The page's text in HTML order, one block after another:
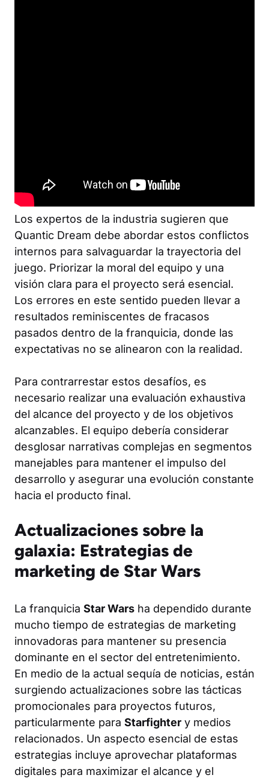
Los expertos de la industria sugieren que
Quantic Dream debe abordar estos conflictos
internos para salvaguardar la trayectoria del
juego. Priorizar la moral del equipo y una
visión clara para el proyecto será esencial.
Los errores en este sentido pueden llevar a
resultados reminiscentes de fracasos
pasados dentro de la franquicia, donde las
expectativas no se alinearon con la realidad.
Para contrarrestar estos desafíos, es
necesario realizar una evaluación exhaustiva
del alcance del proyecto y de los objetivos
alcanzables. El equipo debería considerar
desglosar narrativas complejas en segmentos
manejables para mantener el impulso del
desarrollo y asegurar una evolución constante
hacia el producto final.
Actualizaciones sobre la
galaxia: Estrategias de
marketing de Star Wars
La franquicia Star Wars ha dependido durante
mucho tiempo de estrategias de marketing
innovadoras para mantener su presencia
dominante en el sector del entretenimiento.
En medio de la actual sequía de noticias, están
surgiendo actualizaciones sobre las tácticas
promocionales para proyectos futuros,
particularmente para Starfighter y medios
relacionados. Un aspecto esencial de estas
estrategias incluye aprovechar plataformas
digitales para maximizar el alcance y el